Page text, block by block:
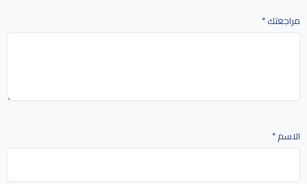
مراجعتك*
الاسم*